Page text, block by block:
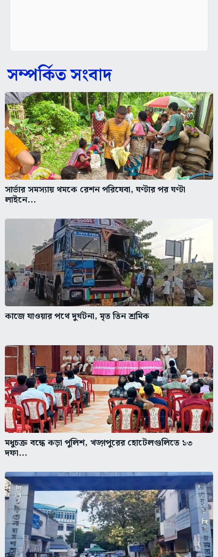
সম্পর্কিত সংবাদ
সার্ভার সমস্যায় থমকে রেশন পরিষেবা, ঘণ্টার পর ঘণ্টা
লাইনে...
কাজে যাওয়ার পথে দুর্ঘটনা, মৃত তিন শ্রমিক
মধুচক্র বন্ধে কড়া পুলিশ, খড়্গপুরের হোটেলগুলিতে ১৩
দফা...